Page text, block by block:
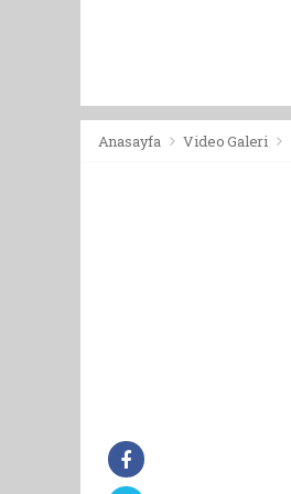
Anasayfa Video Galeri